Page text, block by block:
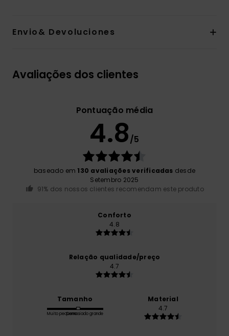
Envio& Devoluciones
Avaliações dos clientes
Pontuação média
4.8/5
baseado em 130 avaliações verificadas desde
Setembro 2025
91% dos nossos clientes recomendam este produto
Conforto
4.8
Relação qualidade/preço
4.7
Tamanho
Muito pequenoDemasiado grande
Material
4.7